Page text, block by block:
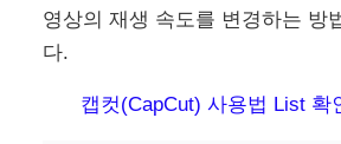
영상의 재생 속도를 변경하는 방
다.
캡컷(CapCut) 사용법 List 확